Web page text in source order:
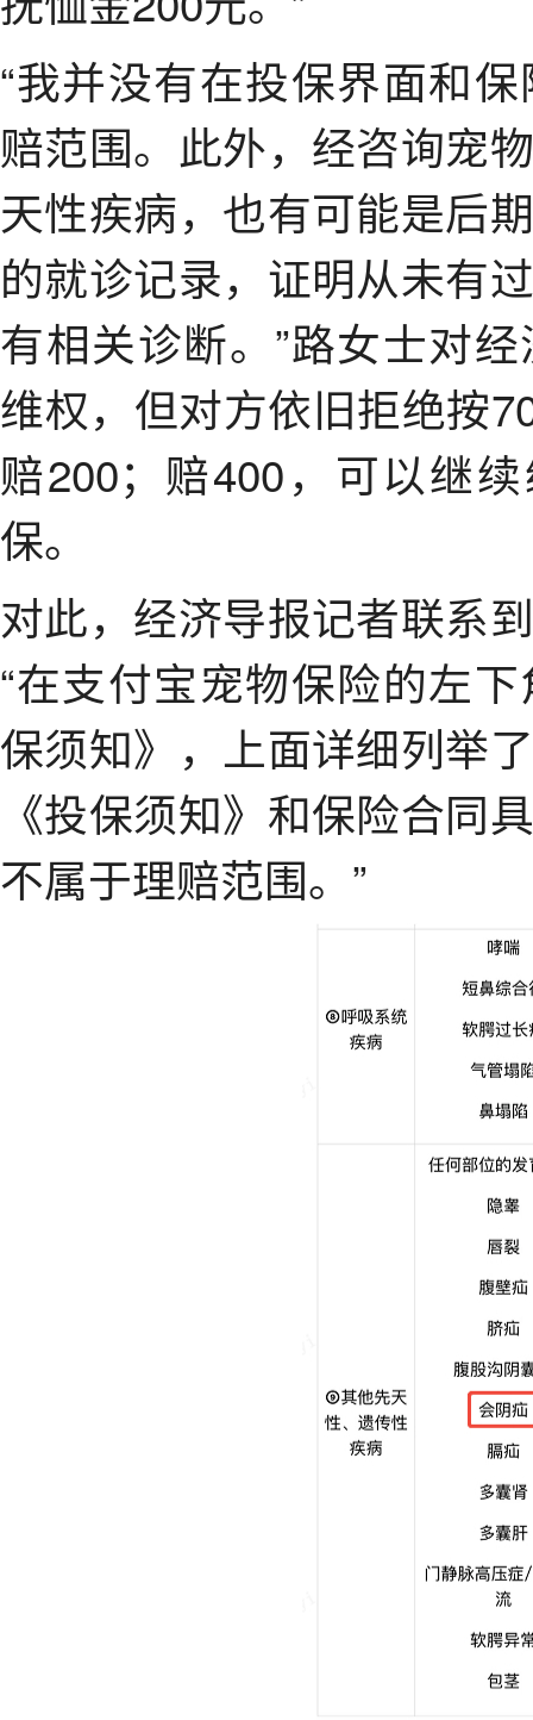
“我并没有在投保界面和
赔范围。此外，经咨询宠
天性疾病，也有可能是后
的就诊记录，证明从未有
有相关诊断。”路女士对
维权，但对方依旧拒绝按
赔200；赔400，可以继
保。
对此，经济导报记者联系
“在支付宝宠物保险的左
保须知》，上面详细列举
《投保须知》和保险合同
不属于理赔范围。”